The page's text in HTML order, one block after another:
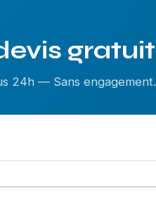
gratuit
24h — Sans engagement.